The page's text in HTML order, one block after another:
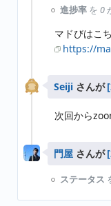
進捗率 を 0
マドびはこ
https://
Seiji さんが
次回から
門屋 さんが
ステータス